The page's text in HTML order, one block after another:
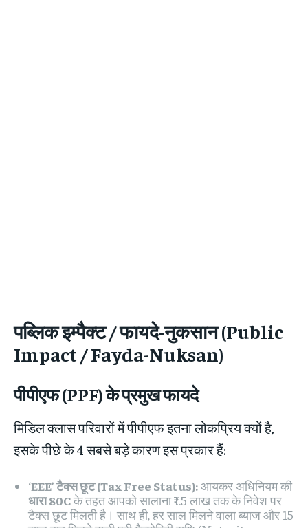
पब्लिक इम्पैक्ट / फायदे-नुकसान (Public
Impact / Fayda-Nuksan)
पीपीएफ (PPF) के प्रमुख फायदे
मिडिल क्लास परिवारों में पीपीएफ इतना लोकप्रिय क्यों है,
इसके पीछे के 4 सबसे बड़े कारण इस प्रकार हैं:
‘EEE’ टैक्स छूट (Tax Free Status):आयकर अधिनियम की
धारा 80Cके तहत आपको सालाना ₹1.5 लाख तक के निवेश पर
टैक्स छूट मिलती है। साथ ही, हर साल मिलने वाला ब्याज और 15